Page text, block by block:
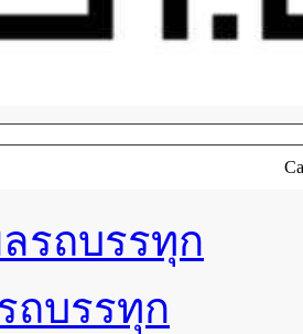
ลรถบรรทุก
ถบรรทุก